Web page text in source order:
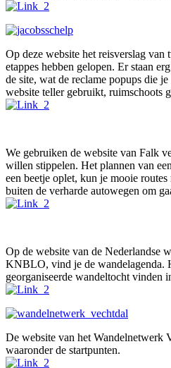
Op deze website het reisverslag van
etappes hebben gelopen. Er staan
de site, wat de reclame popups die
website teller gebruikt, ruimschoots
We gebruiken de website van Falk
willen stippelen. Het plannen van
een beetje oplet, kun je mooie
buiten de verharde autowegen om
Op de website van de Nederlandse
KNBLO, vind je de wandelagenda.
georganiseerde wandeltocht vinden
De website van het Wandelnetwerk
waaronder de startpunten.